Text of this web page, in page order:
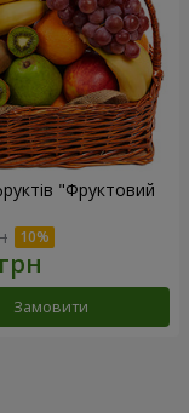
"Фруктовий
Замовити